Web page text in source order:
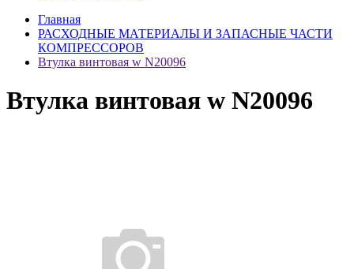
Главная
РАСХОДНЫЕ МАТЕРИАЛЫ И ЗАПАСНЫЕ ЧАСТИ
КОМПРЕССОРОВ
Втулка винтовая w N20096
Втулка винтовая w N20096